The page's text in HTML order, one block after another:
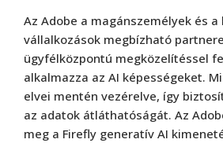
Az Adobe a magánszemélyek és
vállalkozások megbízható
ügyfélközpontú megközelítéssel
alkalmazza az AI képességeket.
elvei mentén vezérelve, így
az adatok átláthatóságát. Az
meg a Firefly generatív AI